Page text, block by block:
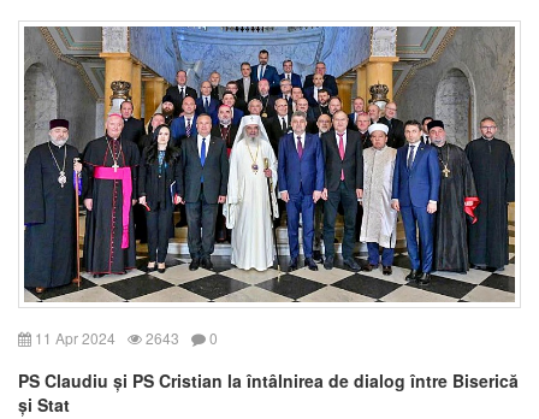
11 Apr 2024 2643 0
PS Claudiu și PS Cristian la întâlnirea de dialog între Biserică
și Stat